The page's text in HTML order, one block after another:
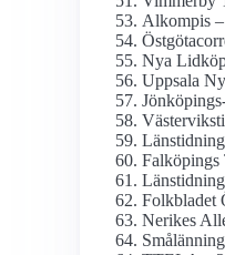
Alkompis
Nya
Uppsala
Falköpings
Folkbladet
Nerikes